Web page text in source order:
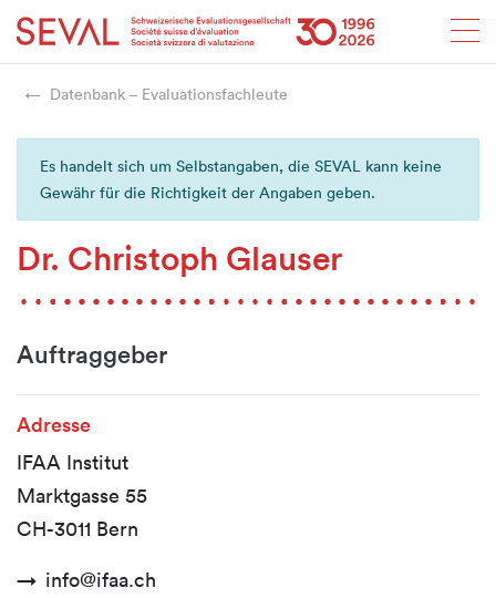
Startseite
Weiter zur Hauptnavigation
Weiter zum Inhalt
Weiter zur Kontaktseite
Weiter zur Sitemap
Weiter zur Suche
Weiter zum Login SEVAL
Datenbank – Evaluationsfachleute
Es handelt sich um Selbstangaben, die SEVAL kann keine
Gewähr für die Richtigkeit der Angaben geben.
Dr. Christoph Glauser
Auftraggeber
Adresse
IFAA Institut
Marktgasse 55
CH-3011 Bern
info@ifaa.ch